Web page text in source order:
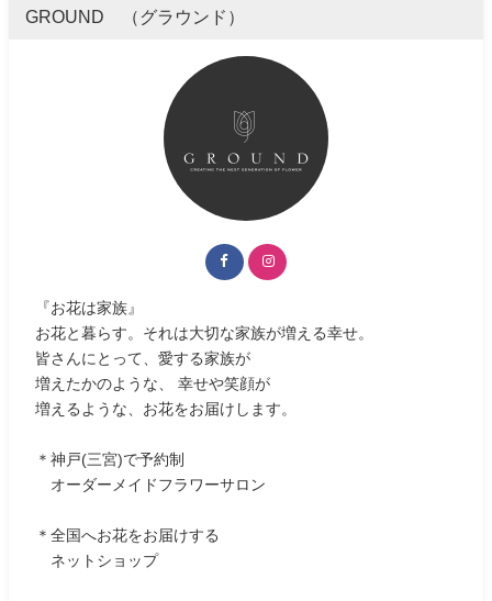
GROUND （グラウンド）
『お花は家族』
お花と暮らす。それは大切な家族が増える幸せ。
皆さんにとって、愛する家族が
増えたかのような、 幸せや笑顔が
増えるような、お花をお届けします。
＊神戸(三宮)で予約制
オーダーメイドフラワーサロン
＊全国へお花をお届けする
ネットショップ